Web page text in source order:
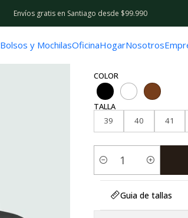
Bolsos y MochilasOficinaHogarNosotros
Envíos gratis en Santiago desde $99.990
|
Zapatillas
COLOR
TALLA
39
40 41
Cantidad
Guia de tallas